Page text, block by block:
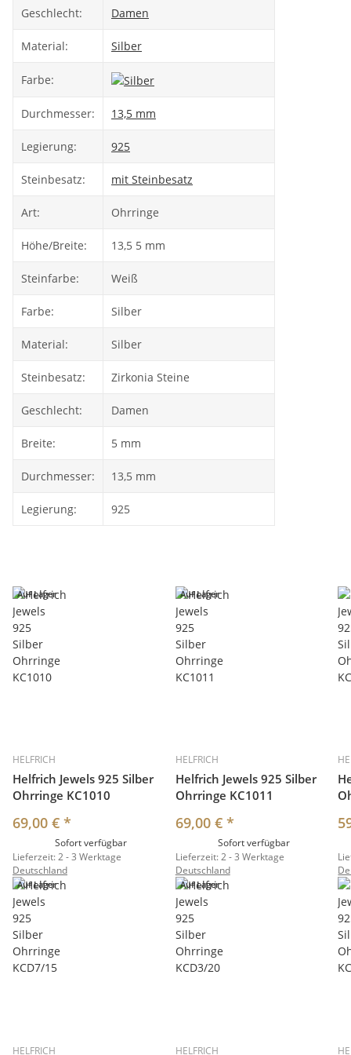
Geschlecht: Damen
Material: Silber
Farbe:
Durchmesser: 13,5 mm
Legierung: 925
Steinbesatz: mit Steinbesatz
Art: Ohrringe
Höhe/Breite: 13,5 5 mm
Steinfarbe: Weiß
Farbe: Silber
Material: Silber
Steinbesatz: Zirkonia Steine
Geschlecht: Damen
Breite: 5 mm
Durchmesser: 13,5 mm
Legierung: 925
Auf Lager
HELFRICH
Helfrich Jewels 925 Silber
Ohrringe KC1010
69,00 € *
Sofort verfügbar
Lieferzeit:2 - 3 Werktage
Deutschland
Auf Lager
HELFRICH
Helfrich Jewels 925 Silber
Ohrringe KC1011
69,00 € *
Sofort verfügbar
Lieferzeit:2 - 3 Werktage
Deutschland
Auf Lager
HELFRICH
Auf Lager
HELFRICH